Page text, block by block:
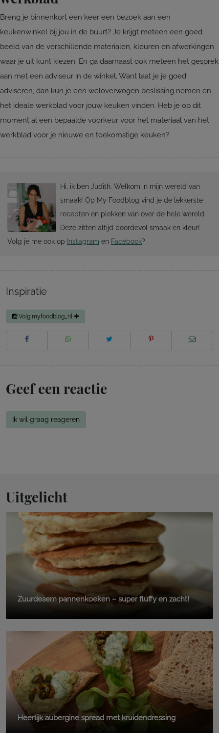
Breng je binnenkort een keer een bezoek aan een
keukenwinkel bij jou in de buurt? Je krijgt meteen een goed
beeld van de verschillende materialen, kleuren en afwerkingen
waar je uit kunt kiezen. En ga daarnaast ook meteen het gesprek
aan met een adviseur in de winkel. Want laat je je goed
adviseren, dan kun je een weloverwogen beslissing nemen en
het ideale werkblad voor jouw keuken vinden. Heb je op dit
moment al een bepaalde voorkeur voor het materiaal van het
werkblad voor je nieuwe en toekomstige keuken?
Hi, ik ben Judith. Welkom in mijn wereld van
smaak! Op My Foodblog vind je de lekkerste
recepten en plekken van over de hele wereld.
Deze zitten altijd boordevol smaak en kleur!
Volg je me ook op Instagram en Facebook?
Inspiratie
Volg myfoodblog_nl
Geef een reactie
Ik wil graag reageren
Uitgelicht
Zuurdesem pannenkoeken – super fluffy en zacht!
Heerlijk aubergine spread met kruidendressing